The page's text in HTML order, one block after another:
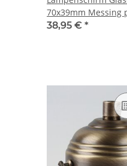
70x39mm Messing
E14 und E27 Fassung
38,95 € *